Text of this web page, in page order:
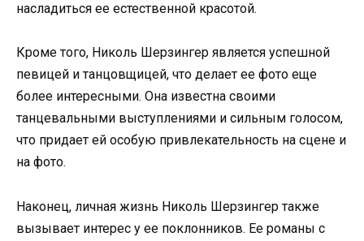
насладиться ее естественной красотой.
Кроме того, Николь Шерзингер является успешной
певицей и танцовщицей, что делает ее фото еще
более интересными. Она известна своими
танцевальными выступлениями и сильным голосом,
что придает ей особую привлекательность на сцене и
на фото.
Наконец, личная жизнь Николь Шерзингер также
вызывает интерес у ее поклонников. Ее романы с